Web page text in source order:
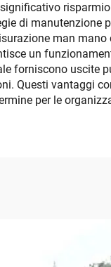
di manutenzione
man
un
forniscono uscite
Questi vantaggi
per le